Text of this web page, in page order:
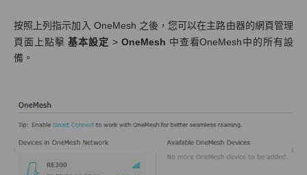
按照上列指示加入 OneMesh 之後，您可以在主路由器的網頁管理
頁面上點擊基本設定 > OneMesh 中查看OneMesh中的所有設
備。